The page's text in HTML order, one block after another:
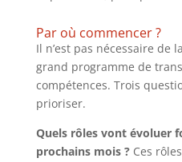
Par où commencer ?
Il n’est pas nécessaire de
grand programme de
compétences. Trois
prioriser.
Quels rôles vont évoluer
prochains mois ?Ces